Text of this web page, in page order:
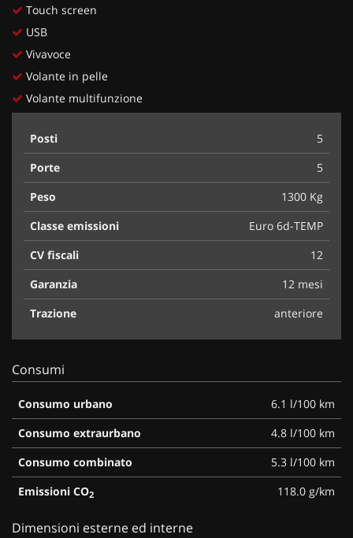
Touch screen
USB
Vivavoce
Volante in pelle
Volante multifunzione
Posti
5
Porte
5
Peso
1300 Kg
Classe emissioni
Euro 6d-TEMP
CV fiscali
12
Garanzia
12 mesi
Trazione
anteriore
Consumi
Consumo urbano
6.1 l/100 km
Consumo extraurbano
4.8 l/100 km
Consumo combinato
5.3 l/100 km
Emissioni CO2 118.0 g/km
Dimensioni esterne ed interne